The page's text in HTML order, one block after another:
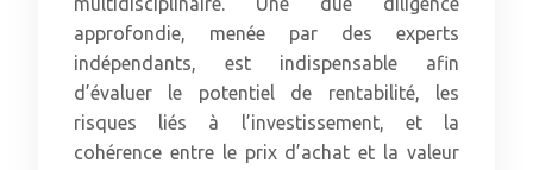
approfondie, menée par des experts
indépendants, est indispensable afin
d’évaluer le potentiel de rentabilité, les
risques liés à l’investissement, et la
cohérence entre le prix d’achat et la valeur